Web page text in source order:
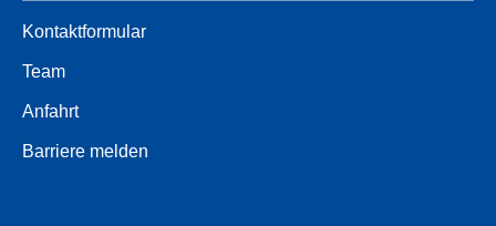
Kontaktformular
Team
Anfahrt
Barriere melden